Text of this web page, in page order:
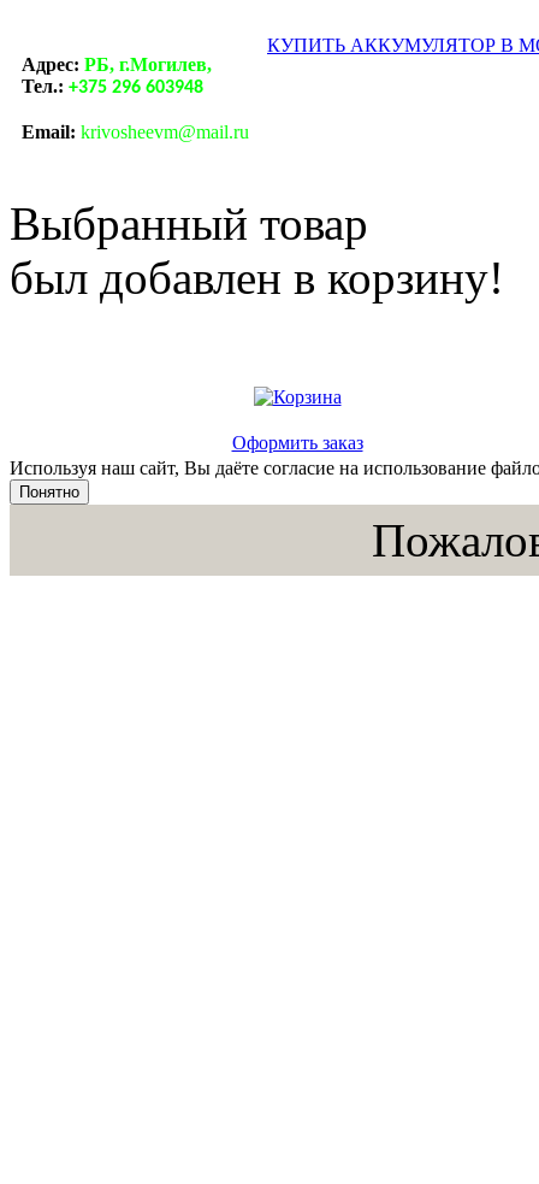
Адрес: РБ, г.Могилев,
Тел.: +375 296 603948
Email: krivosheevm@mail.ru
КУПИТЬ АККУМУЛЯТОР В
Выбранный товар
был добавлен в корзину!
Оформить заказ
Используя наш сайт, Вы даёте согласие на использование
Понятно